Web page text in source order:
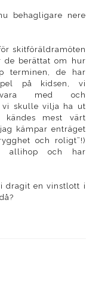
behagligare nere
skitföräldramöten
de berättat om hur
terminen, de har
på kidsen, vi
med och
vi skulle vilja ha ut
kändes mest värt
kämpar enträget
och roligt”!)
allihop och har
dragit en vinstlott i